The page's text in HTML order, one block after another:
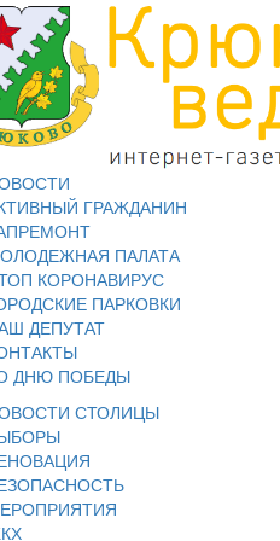
ГРАЖДАНИН
ПАЛАТА
КОРОНАВИРУС
ПАРКОВКИ
ДЕПУТАТ
ДНЮ ПОБЕДЫ
СТОЛИЦЫ